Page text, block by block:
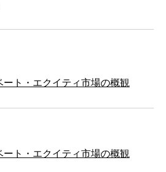
ト・エクイティ市場の概観
ト・エクイティ市場の概観